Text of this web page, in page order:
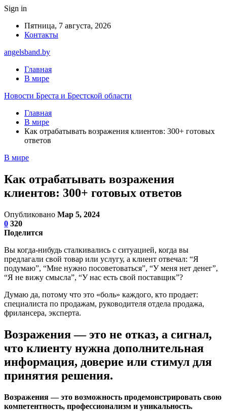
Sign in
Пятница, 7 августа, 2026
Контакты
angelsband.by
Главная
В мире
Новости Бреста и Брестской области
Главная
В мире
Как отрабатывать возражения клиентов: 300+ готовых
ответов
В мире
Как отрабатывать возражения
клиентов: 300+ готовых ответов
Опубликовано Мар 5, 2024
0 320
Поделится
Вы когда-нибудь сталкивались с ситуацией, когда вы
предлагали свой товар или услугу, а клиент отвечал: “Я
подумаю”, “Мне нужно посоветоваться”, “У меня нет денег”,
“Я не вижу смысла”, “У нас есть свой поставщик”?
Думаю да, потому что это «боль» каждого, кто продает:
специалиста по продажам, руководителя отдела продажа,
фрилансера, эксперта.
Возражения — это не отказ, а сигнал,
что клиенту нужна дополнительная
информация, доверие или стимул для
принятия решения.
Возражения — это возможность продемонстрировать свою
компетентность, профессионализм и уникальность.